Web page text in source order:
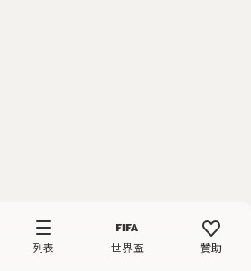
列表 世界盃 贊助